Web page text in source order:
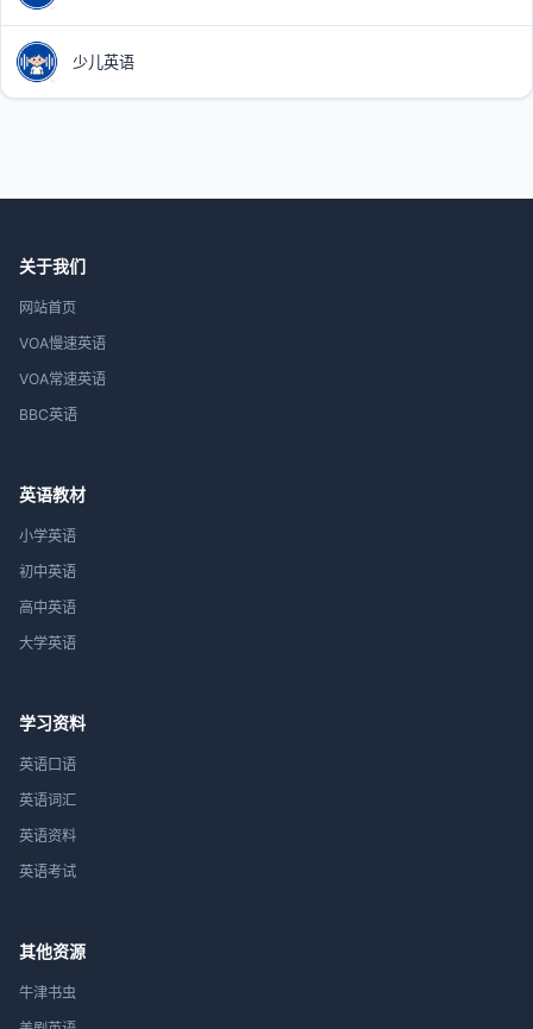
少儿英语
关于我们
网站首页
VOA慢速英语
VOA常速英语
BBC英语
英语教材
小学英语
初中英语
高中英语
大学英语
学习资料
英语口语
英语词汇
英语资料
英语考试
其他资源
牛津书虫